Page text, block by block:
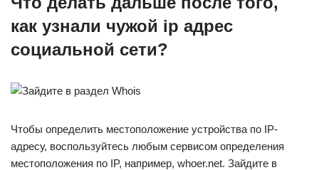
как узнали чужой ip адрес
социальной сети?
Чтобы определить местоположение устройства по IP-
адресу, воспользуйтесь любым сервисом определения
местоположения по IP, например, whoer.net. Зайдите в